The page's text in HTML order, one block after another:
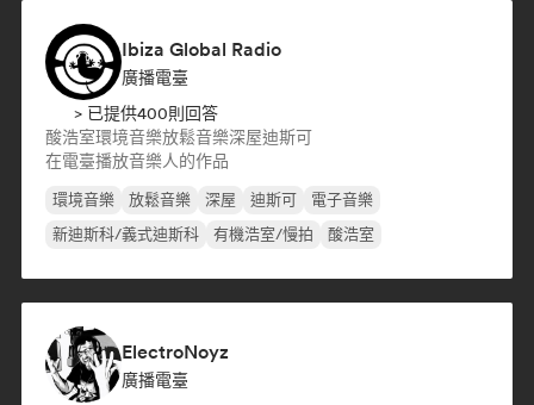
Ibiza Global Radio
廣播電臺
> 已提供400則回答
酸浩室環境音樂放鬆音樂深屋迪斯可
在電臺播放音樂人的作品
環境音樂 放鬆音樂 深屋 迪斯可
電子音樂
新迪斯科/義式迪斯科
有機浩室/慢拍 酸浩室
ElectroNoyz
廣播電臺